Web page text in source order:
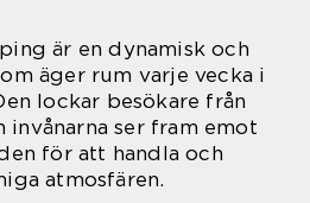
är en dynamisk och
äger rum varje vecka i
lockar besökare från
invånarna ser fram emot
för att handla och
atmosfären.